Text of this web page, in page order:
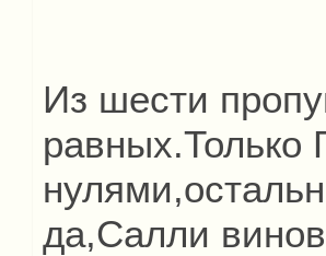
Из шести
равных.Только
да,Салли